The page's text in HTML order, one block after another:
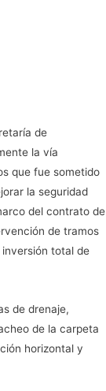
de
la vía
que fue sometido
la seguridad
del contrato de
de tramos
total de
de drenaje,
de la carpeta
horizontal y